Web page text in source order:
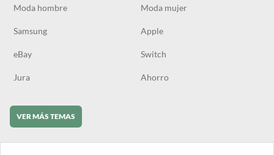
Moda hombre Moda mujer
Samsung Apple
eBay Switch
Jura Ahorro
VER MÁS TEMAS